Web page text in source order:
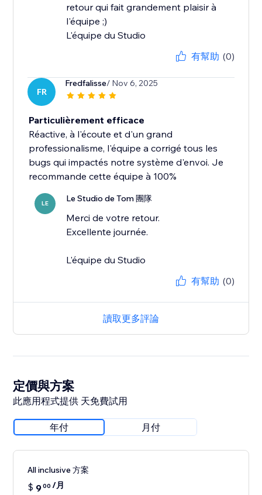
retour qui fait grandement plaisir à
l'équipe ;)
L'équipe du Studio
有幫助 (0)
FR
Fredfalisse/ Nov 6, 2025
Particulièrement efficace
Réactive, à l'écoute et d'un grand
professionalisme, l'équipe a corrigé tous les
bugs qui impactés notre système d'envoi. Je
recommande cette équipe à 100%
LE Le Studio de Tom 團隊
Merci de votre retour.
Excellente journée.
L'équipe du Studio
有幫助 (0)
讀取更多評論
定價與方案
此應用程式提供 天免費試用
年付 月付
All inclusive 方案
$ 900 /月